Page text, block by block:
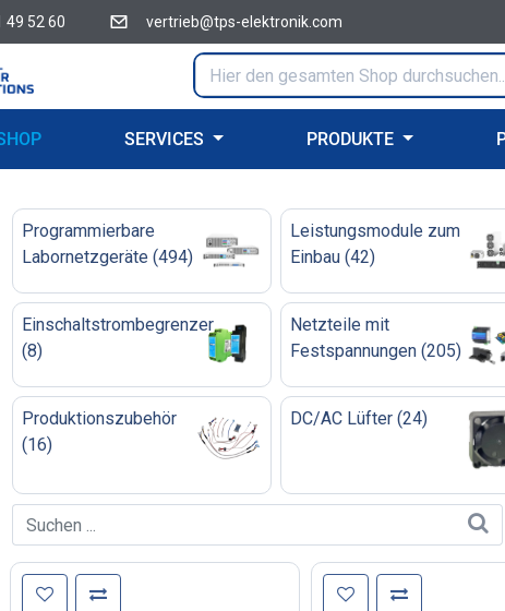
49 52 60 vertrieb@tps-elektronik.com
SERVICES PRODUKTE
Programmierbare
Labornetzgeräte (494)
Leistungsmodule zum
Einbau (42)
Einschaltstrombegrenzer
(8)
Netzteile mit
Festspannungen (205)
Produktionszubehör
(16)
DC/AC Lüfter (24)